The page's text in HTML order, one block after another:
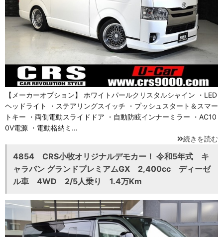
【メーカーオプション】 ホワイトパールクリスタルシャイン ・LED
ヘッドライト ・ステアリングスイッチ ・プッシュスタート＆スマー
トキー ・両側電動スライドドア ・自動防眩インナーミラー ・AC10
0V電源 ・電動格納ミ…
続きを読む
4854 CRS小牧オリジナルデモカー！ 令和5年式 キ
ャラバン グランドプレミアムGX 2,400cc ディーゼ
ル車 4WD 2/5人乗り 1.4万Km